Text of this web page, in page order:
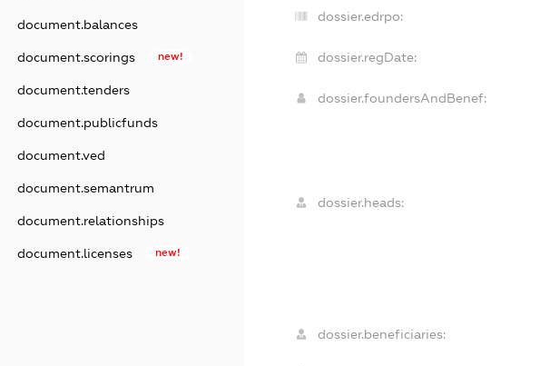
document.balances
document.scorings new!
document.tenders
document.publicfunds
document.ved
document.semantrum
document.relationships
document.licenses new!
dossier.edrpo:
dossier.regDate:
dossier.foundersAndBenef:
dossier.heads:
dossier.beneficiaries: